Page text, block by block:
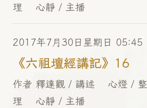
理 心靜 / 主播
2017年7月30日星期日 05:45
《六祖壇經講記》16
作者 釋達觀 / 講述 心燈 / 整
理 心靜 / 主播